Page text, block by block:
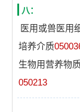
八：
医用或兽医用
培养介质
生物用营养物
050213